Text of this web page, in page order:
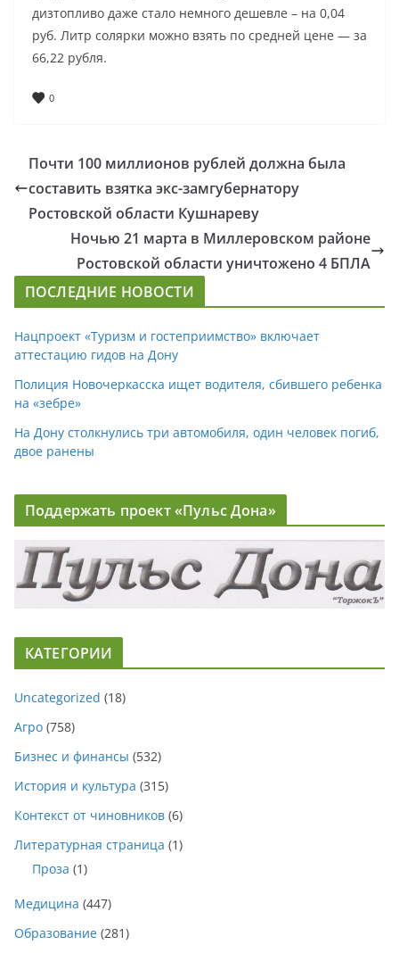
дизтопливо даже стало немного дешевле – на 0,04
руб. Литр солярки можно взять по средней цене — за
66,22 рубля.
0
Почти 100 миллионов рублей должна была
составить взятка экс-замгубернатору
Ростовской области Кушнареву
Ночью 21 марта в Миллеровском районе
Ростовской области уничтожено 4 БПЛА
ПОСЛЕДНИЕ НОВОСТИ
Нацпроект «Туризм и гостеприимство» включает
аттестацию гидов на Дону
Полиция Новочеркасска ищет водителя, сбившего ребенка
на «зебре»
На Дону столкнулись три автомобиля, один человек погиб,
двое ранены
Поддержать проект «Пульс Дона»
КАТЕГОРИИ
Uncategorized (18)
Агро (758)
Бизнес и финансы (532)
История и культура (315)
Контекст от чиновников (6)
Литературная страница (1)
Проза (1)
Медицина (447)
Образование (281)